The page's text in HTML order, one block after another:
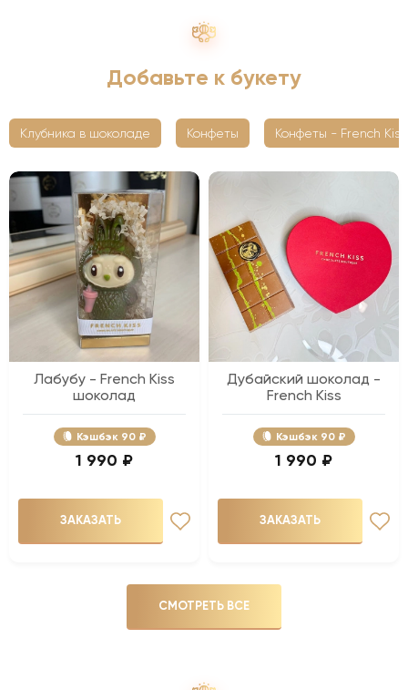
Добавьте к букету
Клубника в шоколаде Конфеты Конфеты - French Kiss
Лабубу - French Kiss
шоколад
Кэшбэк 90 ₽
1 990 ₽
ЗАКАЗАТЬ
Дубайский шоколад -
French Kiss
Кэшбэк 90 ₽
1 990 ₽
ЗАКАЗАТЬ
СМОТРЕТЬ ВСЕ